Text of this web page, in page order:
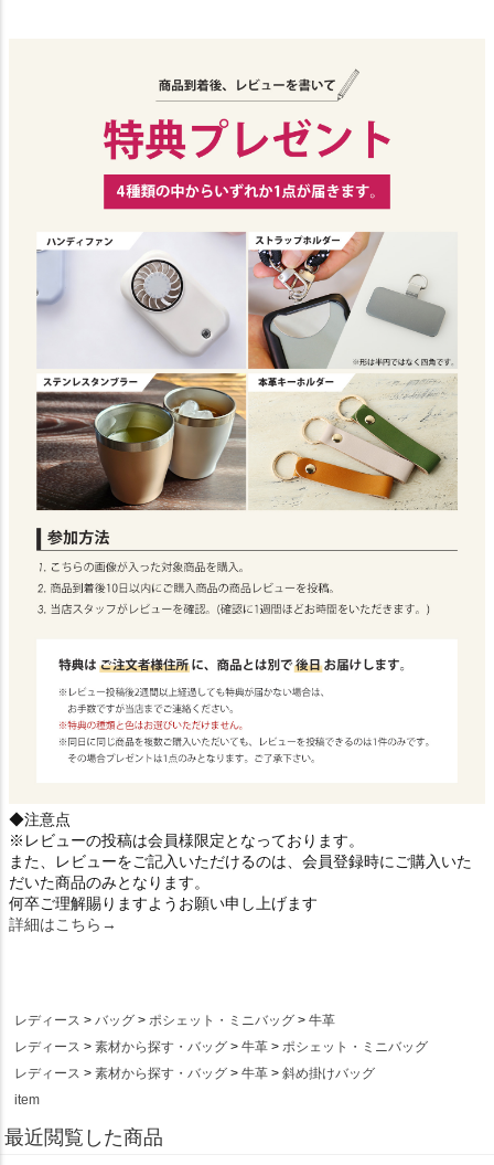
◆注意点
※レビューの投稿は会員様限定となっております。
また、レビューをご記入いただけるのは、会員登録時にご購入いた
だいた商品のみとなります。
何卒ご理解賜りますようお願い申し上げます
詳細はこちら→
レディース バッグ ポシェット・ミニバッグ
牛革
レディース
素材から探す・バッグ 牛革
ポシェット・ミニバッグ
レディース
素材から探す・バッグ 牛革
斜め掛けバッグ
item
最近閲覧した商品